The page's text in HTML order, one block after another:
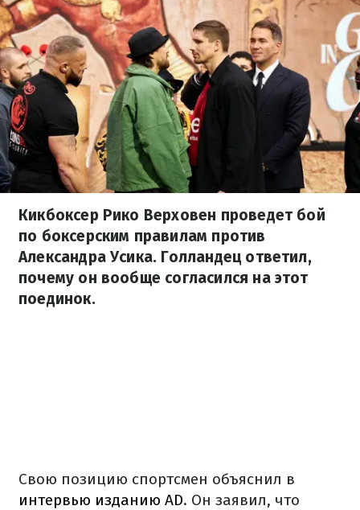
Кикбоксер Рико Верховен проведет бой
по боксерским правилам против
Александра Усика. Голландец ответил,
почему он вообще согласился на этот
поединок.
Свою позицию спортсмен объяснил в
интервью изданию AD. Он заявил, что